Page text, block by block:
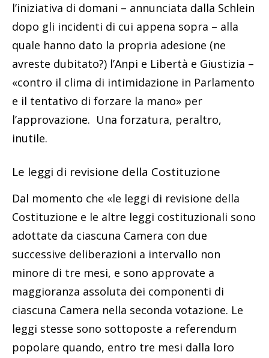
l’iniziativa di domani – annunciata dalla Schlein
dopo gli incidenti di cui appena sopra – alla
quale hanno dato la propria adesione (ne
avreste dubitato?) l’Anpi e Libertà e Giustizia –
«contro il clima di intimidazione in Parlamento
e il tentativo di forzare la mano» per
l’approvazione. Una forzatura, peraltro,
inutile.
Le leggi di revisione della Costituzione
Dal momento che «le leggi di revisione della
Costituzione e le altre leggi costituzionali sono
adottate da ciascuna Camera con due
successive deliberazioni a intervallo non
minore di tre mesi, e sono approvate a
maggioranza assoluta dei componenti di
ciascuna Camera nella seconda votazione. Le
leggi stesse sono sottoposte a referendum
popolare quando, entro tre mesi dalla loro